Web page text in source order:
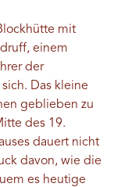
mit
einem
der
Das kleine
geblieben zu
des 19.
dauert nicht
davon, wie die
es heutige